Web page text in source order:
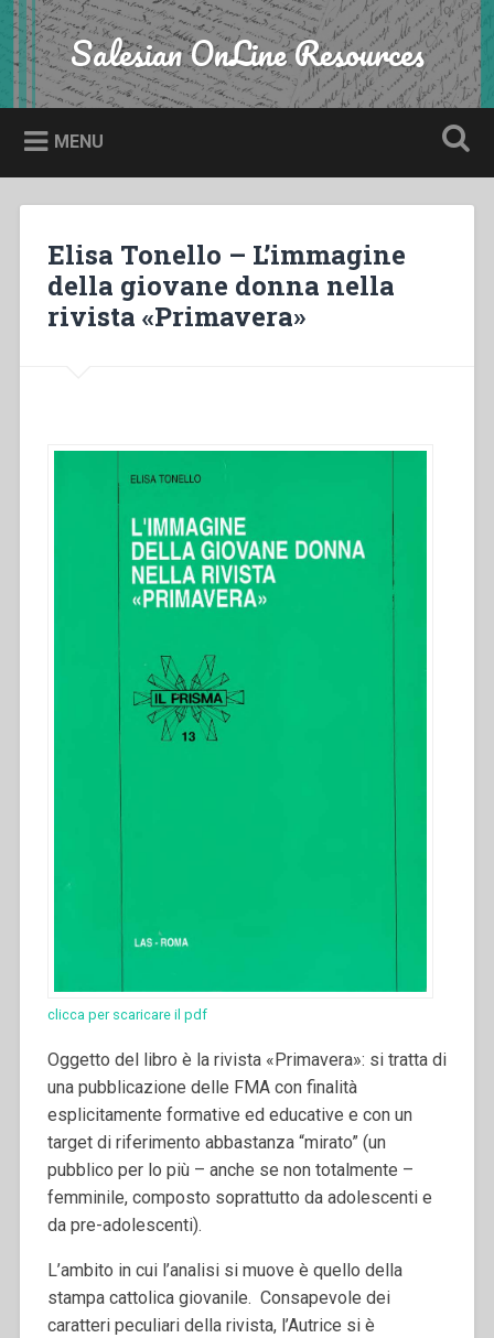
Skip
to
content
Search Salesian OnLine Resources
MENU
Elisa Tonello – L’immagine
della giovane donna nella
rivista «Primavera»
clicca per scaricare il pdf
Oggetto del libro è la rivista «Primavera»: si tratta di
una pubblicazione delle FMA con finalità
esplicitamente formative ed educative e con un
target di riferimento abbastanza “mirato” (un
pubblico per lo più – anche se non totalmente –
femminile, composto soprattutto da adolescenti e
da pre-adolescenti).
L’ambito in cui l’analisi si muove è quello della
stampa cattolica giovanile. Consapevole dei
caratteri peculiari della rivista, l’Autrice si è